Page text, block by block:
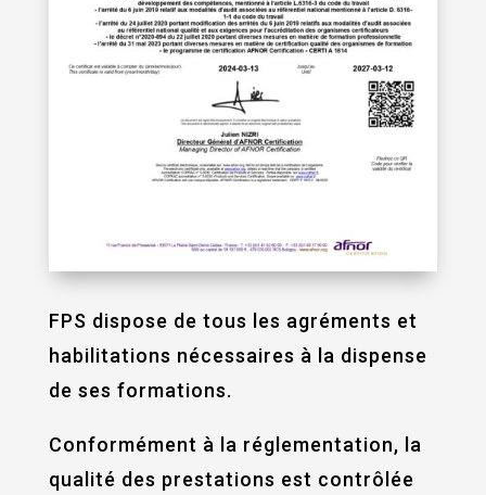
FPS dispose de tous les agréments et
habilitations nécessaires à la dispense
de ses formations.
Conformément à la réglementation, la
qualité des prestations est contrôlée